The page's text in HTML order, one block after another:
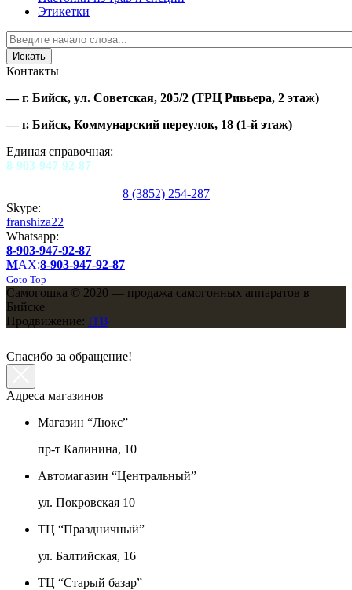
Этикетки
Контакты
—г. Бийск, ул. Советская, 205/2 (ТРЦ Ривьера, 2 этаж)
—г. Бийск, Коммунарский переулок, 18 (1-й этаж)
Единая справочная:
8-903-947-92-87
8 (3852) 254-287
Skype:
franshiza22
Whatsapp:
8-903-947-92-87
MAX:8-903-947-92-87
Goto Top
Самогошка © 2020 — продажа самогонных аппаратов в
Бийске
Продвижение: ITB
Спасибо за обращение!
Адреса магазинов
Магазин “Люкс”
пр-т Калинина, 10
Автомагазин “Центральный”
ул. Покровская 10
ТЦ “Праздничный”
ул. Балтийская, 16
ТЦ “Старый базар”